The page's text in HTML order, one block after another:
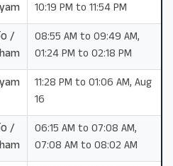
10:19 PM to 11:54 PM
/
08:55 AM to 09:49 AM,
01:24 PM to 02:18 PM
11:28 PM to 01:06 AM, Aug
16
/
06:15 AM to 07:08 AM,
07:08 AM to 08:02 AM